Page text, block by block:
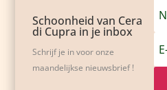
Schoonheid van Cera
di Cupra in je inbox
Schrijf je in voor onze
maandelijkse nieuwsbrief !